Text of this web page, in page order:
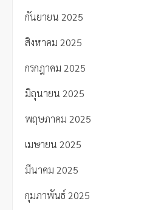
กันยายน 2025
สิงหาคม 2025
กรกฎาคม 2025
มิถุนายน 2025
พฤษภาคม 2025
เมษายน 2025
มีนาคม 2025
กุมภาพันธ์ 2025